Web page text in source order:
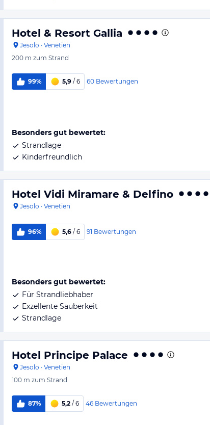
Hotel & Resort Gallia
Jesolo · Venetien
200 m zum Strand
99% 5,9 / 6 60 Bewertungen
Besonders gut bewertet:
Strandlage
Kinderfreundlich
Hotel Vidi Miramare & Delfino
Jesolo · Venetien
96% 5,6 / 6 91 Bewertungen
Besonders gut bewertet:
Für Strandliebhaber
Exzellente Sauberkeit
Strandlage
Hotel Principe Palace
Jesolo · Venetien
100 m zum Strand
87% 5,2 / 6 46 Bewertungen